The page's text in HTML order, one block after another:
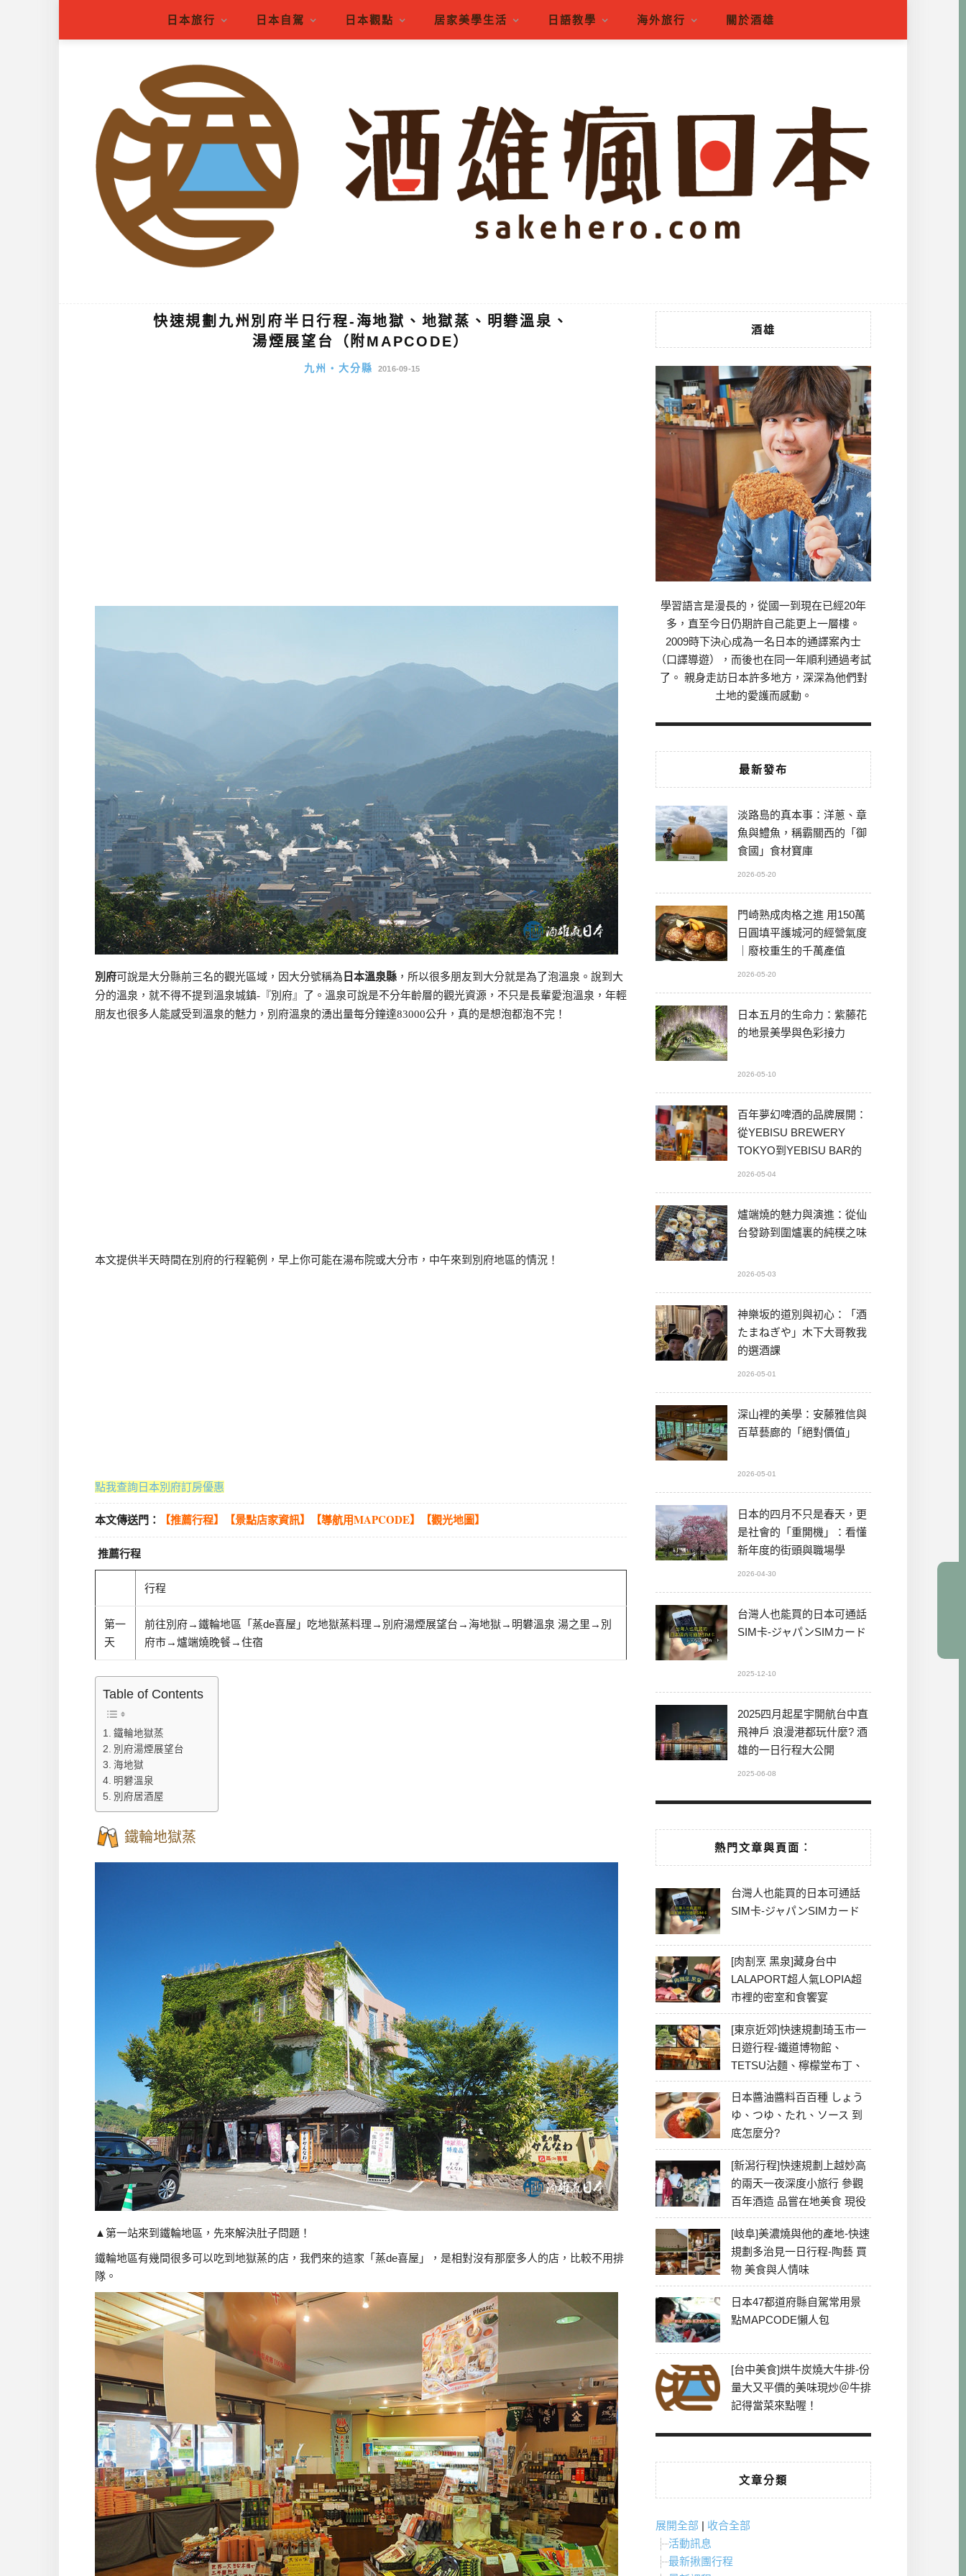
日本旅行 日本自駕 日本觀點 居家美學生活 日語教學 海外旅行 關於酒雄
快速規劃九州別府半日行程-海地獄、地獄蒸、明礬溫泉、
湯煙展望台（附MAPCODE）
九州・大分縣 2016-09-15
別府可說是大分縣前三名的觀光區域，因大分號稱為 日本溫泉縣 ，所以很多朋友到大分就是為了泡溫泉。說到大
分的溫泉，就不得不提到溫泉城鎮-『別府』了。溫泉可說是不分年齡層的觀光資源，不只是長輩愛泡溫泉，年輕
朋友也很多人能感受到溫泉的魅力，別府溫泉的湧出量每分鐘達83000公升，真的是想泡都泡不完！
本文提供半天時間在別府的行程範例，早上你可能在湯布院或大分市，中午來到別府地區的情況！
點我查詢日本別府訂房優惠
本文傳送門： 【推薦行程】 【景點店家資訊】 【導航用MAPCODE】 【觀光地圖】
推薦行程
行程
第一
天
前往別府→鐵輪地區「蒸de喜屋」吃地獄蒸料理→別府湯煙展望台→海地獄→明礬溫泉 湯之里→別
府市→爐端燒晚餐→住宿
Table of Contents
鐵輪地獄蒸
別府湯煙展望台
海地獄
明礬溫泉
別府居酒屋
鐵輪地獄蒸
▲第一站來到鐵輪地區，先來解決肚子問題！
鐵輪地區有幾間很多可以吃到地獄蒸的店，我們來的這家「蒸de喜屋」，是相對沒有那麼多人的店，比較不用排
隊。
酒雄
學習語言是漫長的，從國一到現在已經20年
多，直至今日仍期許自己能更上一層樓。
2009時下決心成為一名日本的通譯案內士
（口譯導遊），而後也在同一年順利通過考試
了。 親身走訪日本許多地方，深深為他們對
土地的愛護而感動。
最新發布
淡路島的真本事：洋蔥、章
魚與鱧魚，稱霸關西的「御
食國」食材寶庫
2026-05-20
門崎熟成肉格之進 用150萬
日圓填平護城河的經營氣度
｜廢校重生的千萬產值
2026-05-20
日本五月的生命力：紫藤花
的地景美學與色彩接力
2026-05-10
百年夢幻啤酒的品牌展開：
從YEBISU BREWERY
TOKYO到YEBISU BAR的
2026-05-04
爐端燒的魅力與演進：從仙
台發跡到圍爐裏的純樸之味
2026-05-03
神樂坂的道別與初心：「酒
たまねぎや」木下大哥教我
的選酒課
2026-05-01
深山裡的美學：安藤雅信與
百草藝廊的「絕對價值」
2026-05-01
日本的四月不只是春天，更
是社會的「重開機」：看懂
新年度的街頭與職場學
2026-04-30
台灣人也能買的日本可通話
SIM卡-ジャパンSIMカード
2025-12-10
2025四月起星宇開航台中直
飛神戶 浪漫港都玩什麼? 酒
雄的一日行程大公開
2025-06-08
熱門文章與頁面︰
台灣人也能買的日本可通話
SIM卡-ジャパンSIMカード
[肉割烹 黑泉]藏身台中
LALAPORT超人氣LOPIA超
市裡的密室和食饗宴
[東京近郊]快速規劃琦玉市一
日遊行程-鐵道博物館、
TETSU沾麵、檸檬堂布丁、
冰川神社、美食彙整
日本醬油醬料百百種 しょう
ゆ、つゆ、たれ、ソース 到
底怎麼分?
[新潟行程]快速規劃上越妙高
的兩天一夜深度小旅行 參觀
百年酒造 品嘗在地美食 現役
最老牌電影院
[岐阜]美濃燒與他的產地-快速
規劃多治見一日行程-陶藝 買
物 美食與人情味
日本47都道府縣自駕常用景
點MAPCODE懶人包
[台中美食]烘牛炭燒大牛排-份
量大又平價的美味現炒＠牛排
記得當菜來點喔！
文章分類
展開全部 | 收合全部
活動訊息
最新揪團行程